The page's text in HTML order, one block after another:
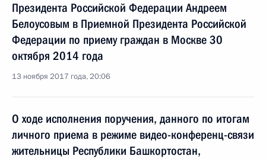
Президента Российской Федерации Андреем
Белоусовым в Приемной Президента Российской
Федерации по приему граждан в Москве 30
октября 2014 года
13 ноября 2017 года, 20:06
О ходе исполнения поручения, данного по итогам
личного приема в режиме видео-конференц-связи
жительницы Республики Башкортостан,